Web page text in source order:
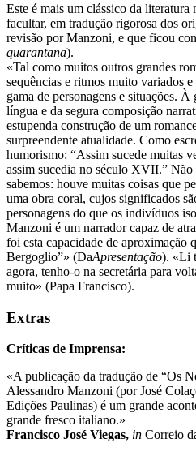
Este é mais um clássico da
facultar, em tradução rigorosa dos
revisão por Manzoni, e que ficou
quarantana).
«Tal como muitos outros grandes
sequências e ritmos muito variados
gama de personagens e situações.
língua e da segura composição
estupenda construção de um
surpreendente atualidade. Como
humorismo: “Assim sucede muitas
assim sucedia no século XVII.”
sabemos: houve muitas coisas que
uma obra coral, cujos significados
personagens do que os indivíduos
Manzoni é um narrador capaz de
foi esta capacidade de aproximação
Bergoglio”» (DaApresentação). «Li
agora, tenho-o na secretária para
muito» (Papa Francisco).
Extras
Críticas de Imprensa:
«A publicação da tradução de “Os
Alessandro Manzoni (por José
Edições Paulinas) é um grande
grande fresco italiano.»
Francisco José Viegas, in Correio